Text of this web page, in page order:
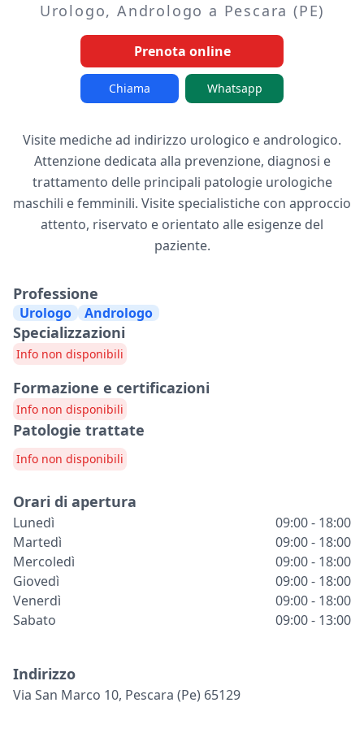
Urologo, Andrologo a Pescara (PE)
Prenota online
Chiama Whatsapp
Visite mediche ad indirizzo urologico e andrologico.
Attenzione dedicata alla prevenzione, diagnosi e
trattamento delle principali patologie urologiche
maschili e femminili. Visite specialistiche con approccio
attento, riservato e orientato alle esigenze del
paziente.
Professione
Urologo Andrologo
Specializzazioni
Info non disponibili
Formazione e certificazioni
Info non disponibili
Patologie trattate
Info non disponibili
Orari di apertura
Lunedì
09:00 - 18:00
Martedì
09:00 - 18:00
Mercoledì
09:00 - 18:00
Giovedì
09:00 - 18:00
Venerdì
09:00 - 18:00
Sabato
09:00 - 13:00
Indirizzo
Via San Marco 10, Pescara (pe) 65129